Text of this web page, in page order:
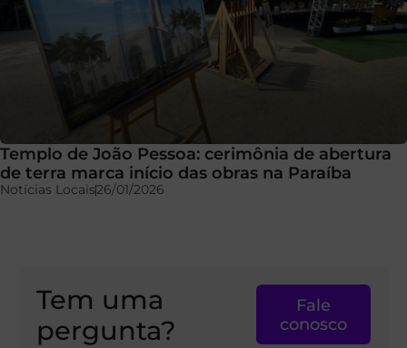
Templo de João Pessoa: cerimônia de abertura
de terra marca início das obras na Paraíba
Notícias Locais26/01/2026
Tem uma
pergunta?
Fale
conosco